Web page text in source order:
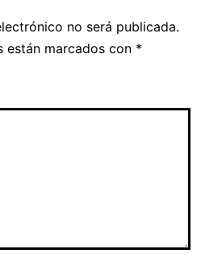
no será publicada.
están marcados con *